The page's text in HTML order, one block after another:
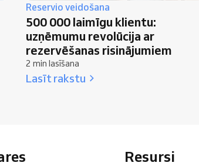
Reservio veidošana
500 000 laimīgu klientu:
uzņēmumu revolūcija ar
rezervēšanas risinājumiem
2 min lasīšana
Lasīt rakstu
Resursi